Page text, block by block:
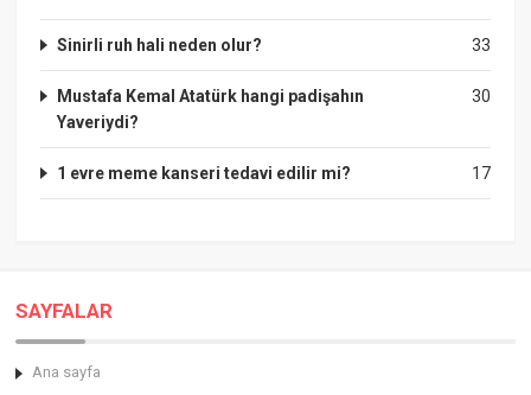
33
Sinirli ruh hali neden olur?
30
Mustafa Kemal Atatürk hangi padişahın
Yaveriydi?
17
1 evre meme kanseri tedavi edilir mi?
SAYFALAR
Ana sayfa